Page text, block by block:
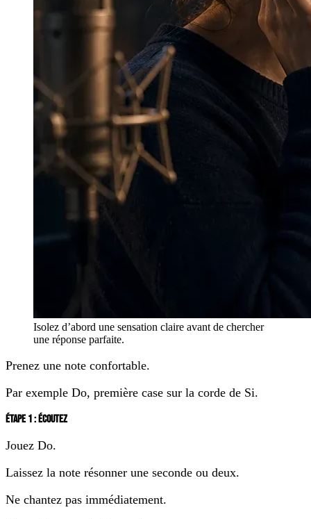
Isolez d’abord une sensation claire avant de chercher
une réponse parfaite.
Prenez une note confortable.
Par exemple Do, première case sur la corde de Si.
ÉTAPE 1 : ÉCOUTEZ
Jouez Do.
Laissez la note résonner une seconde ou deux.
Ne chantez pas immédiatement.